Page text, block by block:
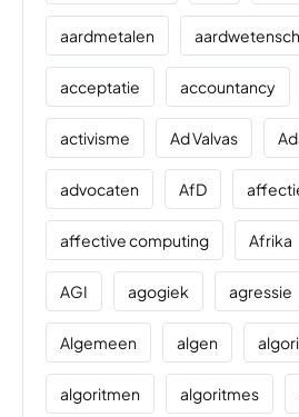
aardmetalen
acceptatie accountancy
activisme Ad Valvas
advocaten AfD
affective computing Afrika
AGI agogiek agressie
Algemeen algen
algoritmen algoritmes